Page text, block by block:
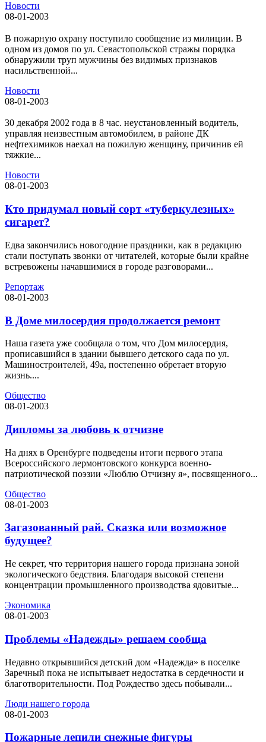
Новости
08-01-2003
В пожарную охрану поступило сообщение из милиции. В
одном из домов по ул. Севастопольской стражы порядка
обнаружили труп мужчины без видимых признаков
насильственной...
Новости
08-01-2003
30 декабря 2002 года в 8 час. неустановленный водитель,
управляя неизвестным автомобилем, в районе ДК
нефтехимиков наехал на пожилую женщину, причинив ей
тяжкие...
Новости
08-01-2003
Кто придумал новый сорт «туберкулезных»
сигарет?
Едва закончились новогодние праздники, как в редакцию
стали поступать звонки от читателей, которые были крайне
встревожены начавшимися в городе разговорами...
Репортаж
08-01-2003
В Доме милосердия продолжается ремонт
Наша газета уже сообщала о том, что Дом милосердия,
прописавшийся в здании бывшего детского сада по ул.
Машиностроителей, 49а, постепенно обретает вторую
жизнь....
Общество
08-01-2003
Дипломы за любовь к отчизне
На днях в Оренбурге подведены итоги первого этапа
Всероссийского лермонтовского конкурса военно-
патриотической поэзии «Люблю Отчизну я», посвященного...
Общество
08-01-2003
Загазованный рай. Сказка или возможное
будущее?
Не секрет, что территория нашего города признана зоной
экологического бедствия. Благодаря высокой степени
концентрации промышленного производства ядовитые...
Экономика
08-01-2003
Проблемы «Надежды» решаем сообща
Недавно открывшийся детский дом «Надежда» в поселке
Заречный пока не испытывает недостатка в сердечности и
благотворительности. Под Рождество здесь побывали...
Люди нашего города
08-01-2003
Пожарные лепили снежные фигуры